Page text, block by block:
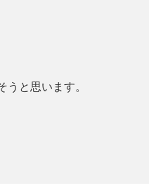
と思います。